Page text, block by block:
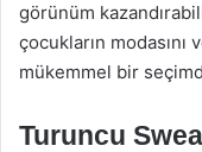
görünüm
çocukların
mükemmel bir
Turuncu